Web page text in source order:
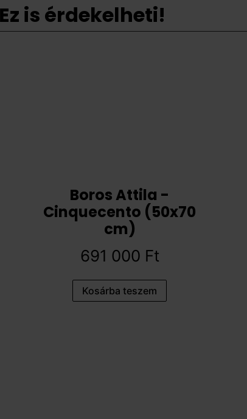
Ez is érdekelheti!
Boros Attila -
Cinquecento (50x70
cm)
691 000 Ft
Kosárba teszem